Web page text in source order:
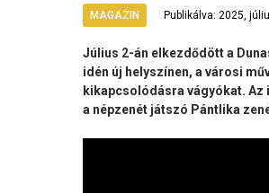
MAGAZIN Publikálva: 2025,
Július 2-án elkezdődött a
idén új helyszínen, a városi
kikapcsolódásra vágyókat. Az
a népzenét játszó Pántlika